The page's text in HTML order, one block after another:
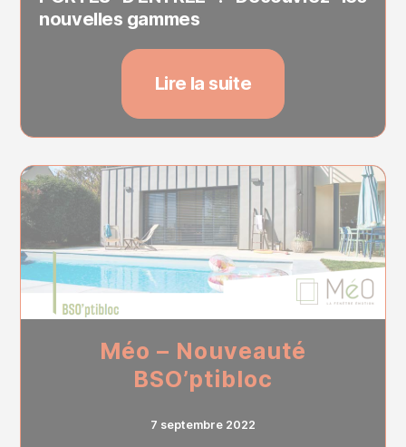
nouvelles gammes
Lire la suite
Méo – Nouveauté
BSO’ptibloc
7 septembre 2022